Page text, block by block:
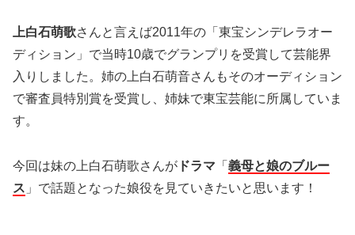
上白石萌歌さんと言えば2011年の「東宝シンデレラオー
ディション」で当時10歳でグランプリを受賞して芸能界
入りしました。姉の上白石萌音さんもそのオーディション
で審査員特別賞を受賞し、姉妹で東宝芸能に所属していま
す。
今回は妹の上白石萌歌さんが ドラマ 「 義母と娘のブルー
ス 」で話題となった娘役を見ていきたいと思います！